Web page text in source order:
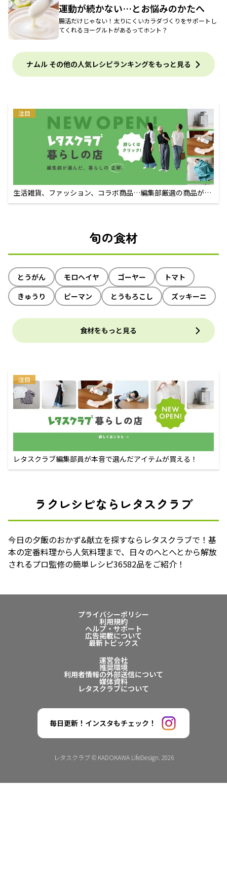
運動が続かない…とお悩みのかたへ
腸活だけじゃない！太りにくいカラダづくりをサポートし
てくれるヨーグルトがあるってホント？
ナムル その他の人気レシピランキングをもっと見る
注目
生活雑貨、ファッション、コラボ商品…編集部厳選の商品が買
えるECサイト
旬の食材
とうがん モロヘイヤ ゴーヤー
トマト
きゅうり
ピーマン とうもろこし ズッキーニ
食材をもっと見る
注目
レタスクラブ編集部員が本音で選んだアイテムが買える！
ラクレシピならレタスクラブ
今日の夕飯のおかず&献立を探すならレタスクラブで！基
本の定番料理から人気料理まで、日々のへとへとから解放
されるプロ監修の簡単レシピ36582品をご紹介！
プライバシーポリシー
利用規約
ヘルプ・サポート
広告掲載について
最新トピックス
運営会社
推奨環境
利用者情報の外部送信について
媒体資料
レタスクラブについて
毎日更新！インスタもチェック！
レタスクラブ © KADOKAWA LifeDesign. 2026